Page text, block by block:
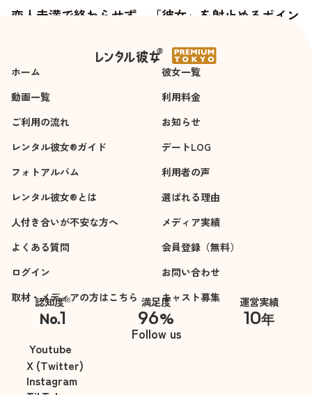
恋人未満で終わらせず、「彼女」を射止めるポイン
ホーム
彼女一覧
動画一覧
利用料金
ご利用の流れ
お知らせ
レンタル彼女®ガイド
デートLOG
フォトアルバム
利用者の声
レンタル彼女®とは
選ばれる理由
人付き合いが不安な方へ
メディア実績
よくある質問
会員登録（無料）
ログイン
お問い合わせ
取材・メディアの方はこちら
キャスト募集
認知度※
No.1
※自社調べ
満足度
96%
運営実績
10年
Follow us
Youtube
X (Twitter)
Instagram